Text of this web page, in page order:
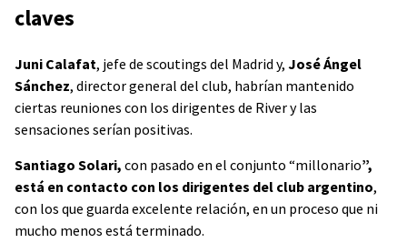
claves
Juni Calafat, jefe de scoutings del Madrid y, José Ángel
Sánchez, director general del club, habrían mantenido
ciertas reuniones con los dirigentes de River y las
sensaciones serían positivas.
Santiago Solari, con pasado en el conjunto “millonario”,
está en contacto con los dirigentes del club argentino,
con los que guarda excelente relación, en un proceso que ni
mucho menos está terminado.